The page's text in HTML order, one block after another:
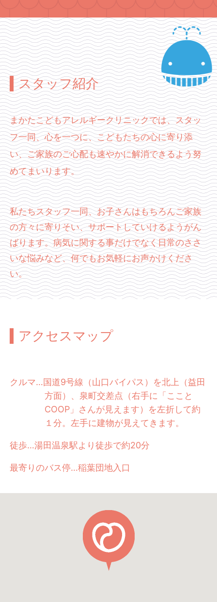
スタッフ紹介
まかたこどもアレルギークリニックでは、スタッ
フ一同、心を一つに、こどもたちの心に寄り添
い、ご家族のご心配も速やかに解消できるよう努
めてまいります。
私たちスタッフ一同、お子さんはもちろんご家族
の方々に寄りそい、サポートしていけるようがん
ばります。病気に関する事だけでなく日常のささ
いな悩みなど、何でもお気軽にお声かけくださ
い。
アクセスマップ
クルマ…国道9号線（山口バイパス）を北上（益田
方面）、泉町交差点（右手に「ここと
COOP」さんが見えます）を左折して約
１分。左手に建物が見えてきます。
徒歩…湯田温泉駅より徒歩で約20分
最寄りのバス停…稲葉団地入口